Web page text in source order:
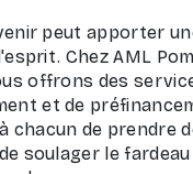
peut apporter
Chez AML
offrons des
et de
chacun de prendre
soulager le